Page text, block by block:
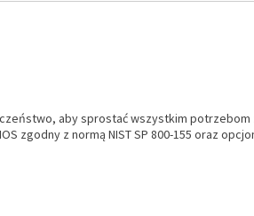
aby sprostać wszystkim
zgodny z normą NIST SP 800-155 oraz